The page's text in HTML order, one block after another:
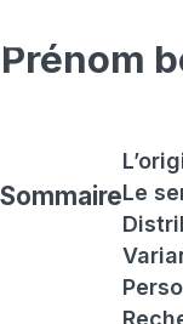
Prénom
SommaireLe